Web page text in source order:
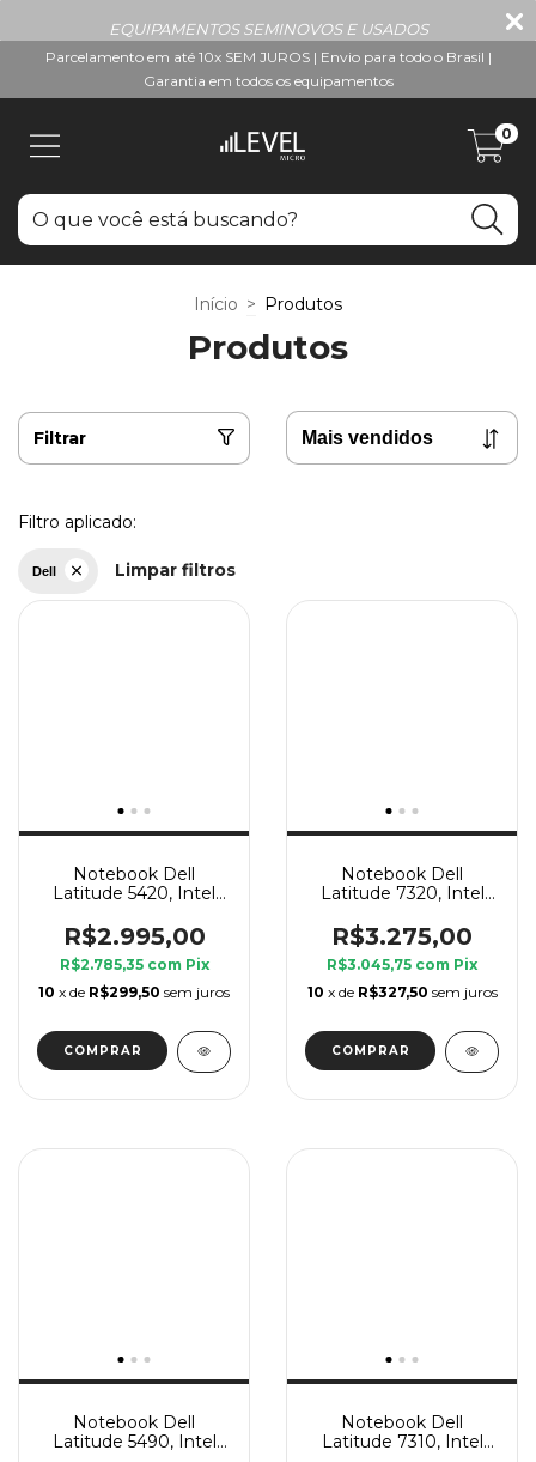
EQUIPAMENTOS SEMINOVOS E USADOS
Parcelamento em até 10x SEM JUROS | Envio para todo o Brasil |
Garantia em todos os equipamentos
0
Início > Produtos
Produtos
Filtrar
Filtro aplicado:
Dell Limpar filtros
Notebook Dell
Latitude 5420, Intel
GB Ram, SSD 240 GB
R$2.995,00
R$2.785,35 com Pix
10 x de R$299,50 sem juros
Notebook Dell
Latitude 7320, Intel
16 GB Ram, SSD 240
GB
R$3.275,00
R$3.045,75 com Pix
10 x de R$327,50 sem juros
Notebook Dell
Latitude 5490, Intel
Notebook Dell
Latitude 7310, Intel